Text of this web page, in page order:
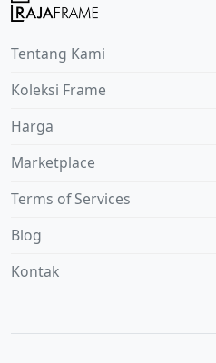
Tentang Kami
Koleksi Frame
Harga
Marketplace
Terms of Services
Blog
Kontak